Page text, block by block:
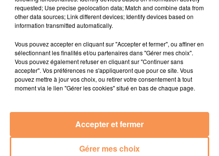
Pour toute information sur la protection des données
personnelles, vous pouvez consulter le site de la
Commission Informatique et Liberté
Cette autorisation ne s´applique pas aux sites Internet
diffusant des informations à caractère polémique,
pornographique, xénophobe ou pouvant, dans une plus large
mesure, porter atteinte à la sensibilité du plus grand nombre
ou à l´ordre public.
POLITIQUE D’UTILISATION DES COOKIES
QU’EST-CE QU’UN COOKIE ?
Un cookie est un petit fichier texte stocké sur votre
requested; Use precise geolocation data; Match and combine data from
other data sources; Link different devices; Identify devices based on
information transmitted automatically.
Vous pouvez accepter en cliquant sur "Accepter et fermer", ou affiner en
sélectionnant les finalités et/ou partenaires dans "Gérer mes choix".
Vous pouvez également refuser en cliquant sur "Continuer sans
accepter". Vos préférences ne s'appliqueront que pour ce site. Vous
pouvez mettre à jour vos choix, ou retirer votre consentement à tout
moment via le lien "Gérer les cookies" situé en bas de chaque page.
Gérer mes choix
Accepter et fermer